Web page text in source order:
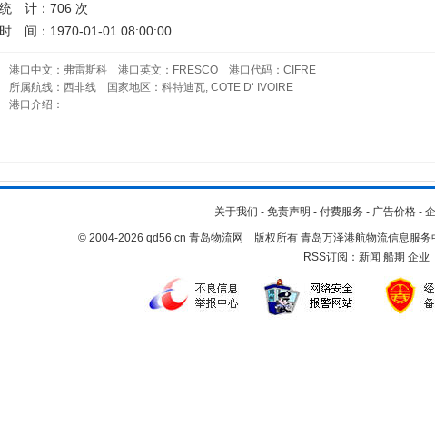
统 计：706 次
时 间：1970-01-01 08:00:00
港口中文：弗雷斯科 港口英文：FRESCO 港口代码：CIFRE
所属航线：西非线 国家地区：科特迪瓦, COTE D‘ IVOIRE
港口介绍：
关于我们 - 免责声明 - 付费服务 - 广告价格 -
© 2004-2026 qd56.cn 青岛物流网 版权所有 青岛万泽港航物流信息服务
RSS订阅： 新闻 船期 企业